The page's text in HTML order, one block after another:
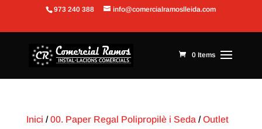
Obre la barra d'eines
973 240 388 info@comercialramoslleida.com
0 Items
Inici /00. Paper Regal Polipropilè i Seda /Outlet